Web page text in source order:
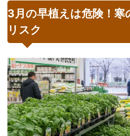
3月の早植えは危険！寒
リスク